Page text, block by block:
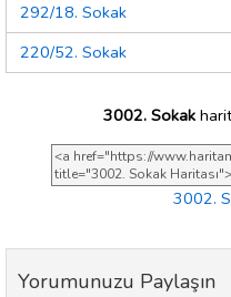
292/18. Sokak
220/52. Sokak
3002. Sokak
3002.
Yorumunuzu Paylaşın